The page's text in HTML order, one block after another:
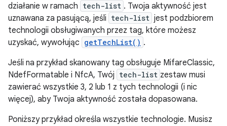
działanie w ramach tech-list . Twoja aktywność jest
uznawana za pasującą, jeśli tech-list jest podzbiorem
technologii obsługiwanych przez tag, które możesz
uzyskać, wywołując getTechList() .
Jeśli na przykład skanowany tag obsługuje MifareClassic,
NdefFormatable i NfcA, Twój tech-list zestaw musi
zawierać wszystkie 3, 2 lub 1 z tych technologii (i nic
więcej), aby Twoja aktywność została dopasowana.
Poniższy przykład określa wszystkie technologie. Musisz